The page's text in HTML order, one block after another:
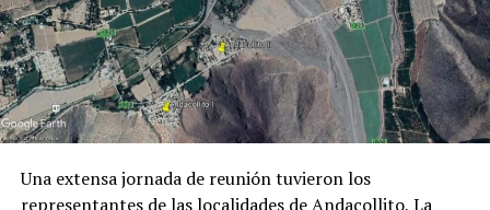
Una extensa jornada de reunión tuvieron los
representantes de las localidades de Andacollito, La